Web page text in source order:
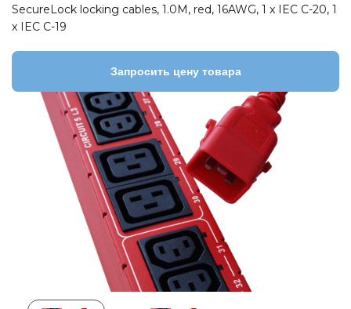
SecureLock locking cables, 1.0M, red, 16AWG, 1 x IEC C-20, 1
x IEC C-19
Запросить цену товара